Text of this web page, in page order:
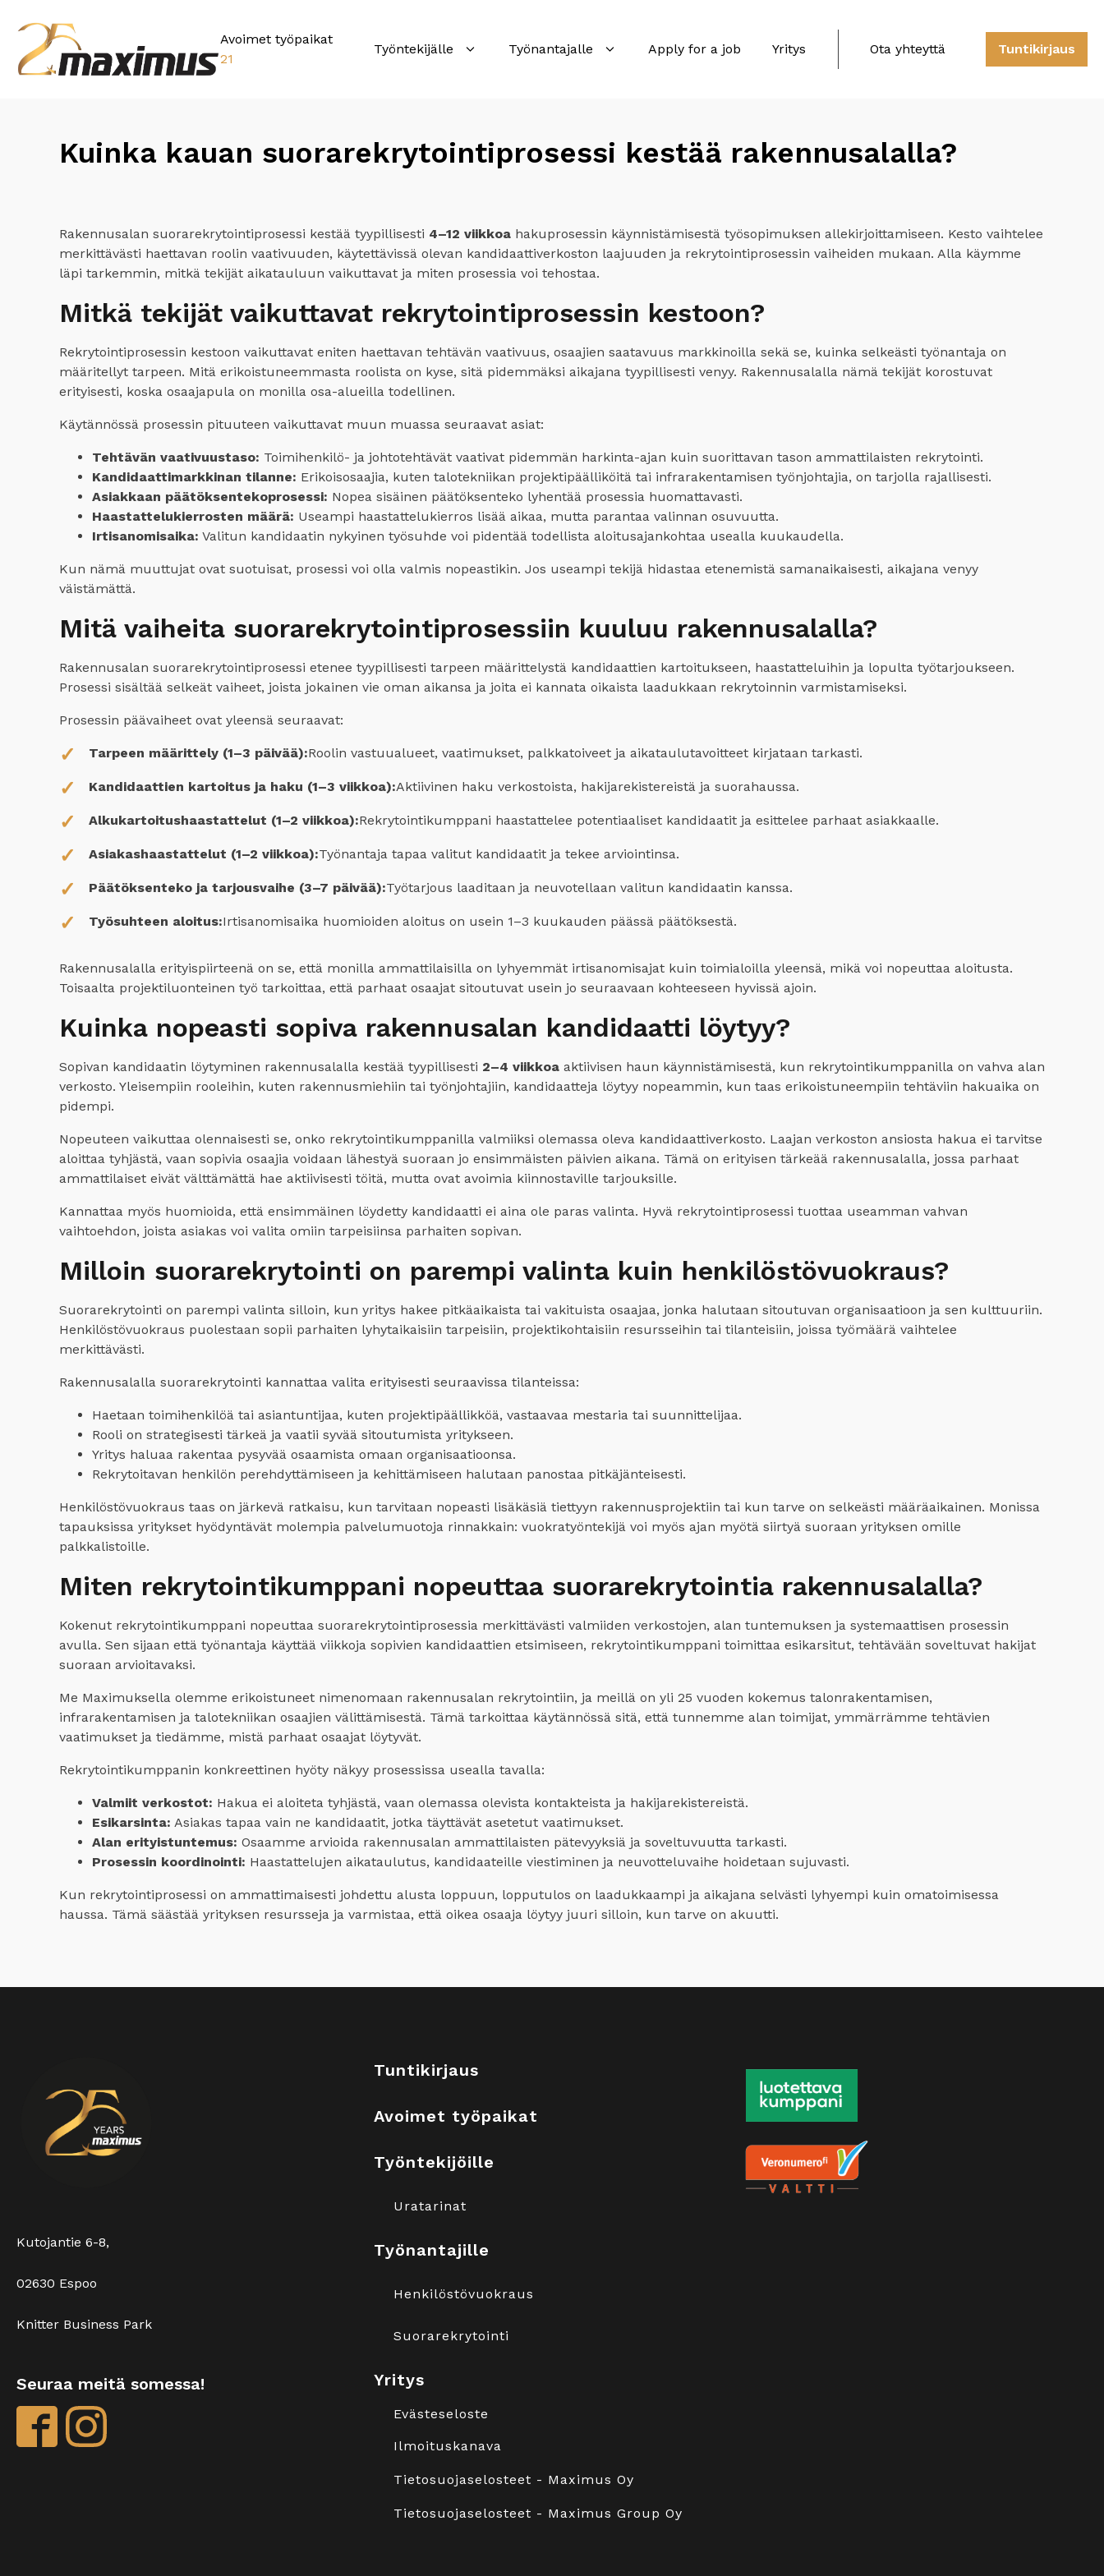
Avoimet työpaikat
21
Työntekijälle Työnantajalle Apply for a job Yritys Ota yhteyttä Tuntikirjaus
Kuinka kauan suorarekrytointiprosessi kestää rakennusalalla?
Rakennusalan suorarekrytointiprosessi kestää tyypillisesti 4–12 viikkoa hakuprosessin käynnistämisestä työsopimuksen allekirjoittamiseen. Kesto vaihtelee
merkittävästi haettavan roolin vaativuuden, käytettävissä olevan kandidaattiverkoston laajuuden ja rekrytointiprosessin vaiheiden mukaan. Alla käymme
läpi tarkemmin, mitkä tekijät aikatauluun vaikuttavat ja miten prosessia voi tehostaa.
Mitkä tekijät vaikuttavat rekrytointiprosessin kestoon?
Rekrytointiprosessin kestoon vaikuttavat eniten haettavan tehtävän vaativuus, osaajien saatavuus markkinoilla sekä se, kuinka selkeästi työnantaja on
määritellyt tarpeen. Mitä erikoistuneemmasta roolista on kyse, sitä pidemmäksi aikajana tyypillisesti venyy. Rakennusalalla nämä tekijät korostuvat
erityisesti, koska osaajapula on monilla osa-alueilla todellinen.
Käytännössä prosessin pituuteen vaikuttavat muun muassa seuraavat asiat:
Tehtävän vaativuustaso: Toimihenkilö- ja johtotehtävät vaativat pidemmän harkinta-ajan kuin suorittavan tason ammattilaisten rekrytointi.
Kandidaattimarkkinan tilanne: Erikoisosaajia, kuten talotekniikan projektipäälliköitä tai infrarakentamisen työnjohtajia, on tarjolla rajallisesti.
Asiakkaan päätöksentekoprosessi: Nopea sisäinen päätöksenteko lyhentää prosessia huomattavasti.
Haastattelukierrosten määrä: Useampi haastattelukierros lisää aikaa, mutta parantaa valinnan osuvuutta.
Irtisanomisaika: Valitun kandidaatin nykyinen työsuhde voi pidentää todellista aloitusajankohtaa usealla kuukaudella.
Kun nämä muuttujat ovat suotuisat, prosessi voi olla valmis nopeastikin. Jos useampi tekijä hidastaa etenemistä samanaikaisesti, aikajana venyy
väistämättä.
Mitä vaiheita suorarekrytointiprosessiin kuuluu rakennusalalla?
Rakennusalan suorarekrytointiprosessi etenee tyypillisesti tarpeen määrittelystä kandidaattien kartoitukseen, haastatteluihin ja lopulta työtarjoukseen.
Prosessi sisältää selkeät vaiheet, joista jokainen vie oman aikansa ja joita ei kannata oikaista laadukkaan rekrytoinnin varmistamiseksi.
Prosessin päävaiheet ovat yleensä seuraavat:
Tarpeen määrittely (1–3 päivää):Roolin vastuualueet, vaatimukset, palkkatoiveet ja aikataulutavoitteet kirjataan tarkasti.
Kandidaattien kartoitus ja haku (1–3 viikkoa):Aktiivinen haku verkostoista, hakijarekistereistä ja suorahaussa.
Alkukartoitushaastattelut (1–2 viikkoa):Rekrytointikumppani haastattelee potentiaaliset kandidaatit ja esittelee parhaat asiakkaalle.
Asiakashaastattelut (1–2 viikkoa):Työnantaja tapaa valitut kandidaatit ja tekee arviointinsa.
Päätöksenteko ja tarjousvaihe (3–7 päivää):Työtarjous laaditaan ja neuvotellaan valitun kandidaatin kanssa.
Työsuhteen aloitus:Irtisanomisaika huomioiden aloitus on usein 1–3 kuukauden päässä päätöksestä.
Rakennusalalla erityispiirteenä on se, että monilla ammattilaisilla on lyhyemmät irtisanomisajat kuin toimialoilla yleensä, mikä voi nopeuttaa aloitusta.
Toisaalta projektiluonteinen työ tarkoittaa, että parhaat osaajat sitoutuvat usein jo seuraavaan kohteeseen hyvissä ajoin.
Kuinka nopeasti sopiva rakennusalan kandidaatti löytyy?
Sopivan kandidaatin löytyminen rakennusalalla kestää tyypillisesti 2–4 viikkoa aktiivisen haun käynnistämisestä, kun rekrytointikumppanilla on vahva alan
verkosto. Yleisempiin rooleihin, kuten rakennusmiehiin tai työnjohtajiin, kandidaatteja löytyy nopeammin, kun taas erikoistuneempiin tehtäviin hakuaika on
pidempi.
Nopeuteen vaikuttaa olennaisesti se, onko rekrytointikumppanilla valmiiksi olemassa oleva kandidaattiverkosto. Laajan verkoston ansiosta hakua ei tarvitse
aloittaa tyhjästä, vaan sopivia osaajia voidaan lähestyä suoraan jo ensimmäisten päivien aikana. Tämä on erityisen tärkeää rakennusalalla, jossa parhaat
ammattilaiset eivät välttämättä hae aktiivisesti töitä, mutta ovat avoimia kiinnostaville tarjouksille.
Kannattaa myös huomioida, että ensimmäinen löydetty kandidaatti ei aina ole paras valinta. Hyvä rekrytointiprosessi tuottaa useamman vahvan
vaihtoehdon, joista asiakas voi valita omiin tarpeisiinsa parhaiten sopivan.
Milloin suorarekrytointi on parempi valinta kuin henkilöstövuokraus?
Suorarekrytointi on parempi valinta silloin, kun yritys hakee pitkäaikaista tai vakituista osaajaa, jonka halutaan sitoutuvan organisaatioon ja sen kulttuuriin.
Henkilöstövuokraus puolestaan sopii parhaiten lyhytaikaisiin tarpeisiin, projektikohtaisiin resursseihin tai tilanteisiin, joissa työmäärä vaihtelee
merkittävästi.
Rakennusalalla suorarekrytointi kannattaa valita erityisesti seuraavissa tilanteissa:
Haetaan toimihenkilöä tai asiantuntijaa, kuten projektipäällikköä, vastaavaa mestaria tai suunnittelijaa.
Rooli on strategisesti tärkeä ja vaatii syvää sitoutumista yritykseen.
Yritys haluaa rakentaa pysyvää osaamista omaan organisaatioonsa.
Rekrytoitavan henkilön perehdyttämiseen ja kehittämiseen halutaan panostaa pitkäjänteisesti.
Henkilöstövuokraus taas on järkevä ratkaisu, kun tarvitaan nopeasti lisäkäsiä tiettyyn rakennusprojektiin tai kun tarve on selkeästi määräaikainen. Monissa
tapauksissa yritykset hyödyntävät molempia palvelumuotoja rinnakkain: vuokratyöntekijä voi myös ajan myötä siirtyä suoraan yrityksen omille
palkkalistoille.
Miten rekrytointikumppani nopeuttaa suorarekrytointia rakennusalalla?
Kokenut rekrytointikumppani nopeuttaa suorarekrytointiprosessia merkittävästi valmiiden verkostojen, alan tuntemuksen ja systemaattisen prosessin
avulla. Sen sijaan että työnantaja käyttää viikkoja sopivien kandidaattien etsimiseen, rekrytointikumppani toimittaa esikarsitut, tehtävään soveltuvat hakijat
suoraan arvioitavaksi.
Me Maximuksella olemme erikoistuneet nimenomaan rakennusalan rekrytointiin, ja meillä on yli 25 vuoden kokemus talonrakentamisen,
infrarakentamisen ja talotekniikan osaajien välittämisestä. Tämä tarkoittaa käytännössä sitä, että tunnemme alan toimijat, ymmärrämme tehtävien
vaatimukset ja tiedämme, mistä parhaat osaajat löytyvät.
Rekrytointikumppanin konkreettinen hyöty näkyy prosessissa usealla tavalla:
Valmiit verkostot: Hakua ei aloiteta tyhjästä, vaan olemassa olevista kontakteista ja hakijarekistereistä.
Esikarsinta: Asiakas tapaa vain ne kandidaatit, jotka täyttävät asetetut vaatimukset.
Alan erityistuntemus: Osaamme arvioida rakennusalan ammattilaisten pätevyyksiä ja soveltuvuutta tarkasti.
Prosessin koordinointi: Haastattelujen aikataulutus, kandidaateille viestiminen ja neuvotteluvaihe hoidetaan sujuvasti.
Kun rekrytointiprosessi on ammattimaisesti johdettu alusta loppuun, lopputulos on laadukkaampi ja aikajana selvästi lyhyempi kuin omatoimisessa
haussa. Tämä säästää yrityksen resursseja ja varmistaa, että oikea osaaja löytyy juuri silloin, kun tarve on akuutti.
Kutojantie 6-8,
02630 Espoo
Knitter Business Park
Seuraa meitä somessa!
Tuntikirjaus
Avoimet työpaikat
Työntekijöille
Uratarinat
Työnantajille
Henkilöstövuokraus
Suorarekrytointi
Yritys
Evästeseloste
Ilmoituskanava
Tietosuojaselosteet - Maximus Oy
Tietosuojaselosteet - Maximus Group Oy